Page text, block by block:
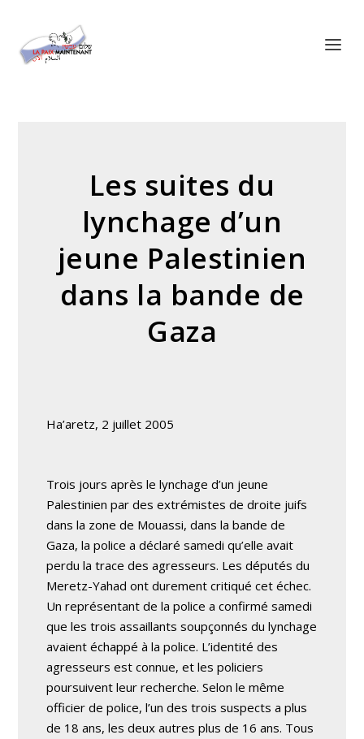
Les suites du
lynchage d’un
jeune Palestinien
dans la bande de
Gaza
Ha’aretz, 2 juillet 2005
Trois jours après le lynchage d’un jeune
Palestinien par des extrémistes de droite juifs
dans la zone de Mouassi, dans la bande de
Gaza, la police a déclaré samedi qu’elle avait
perdu la trace des agresseurs. Les députés du
Meretz-Yahad ont durement critiqué cet échec.
Un représentant de la police a confirmé samedi
que les trois assaillants soupçonnés du lynchage
avaient échappé à la police. L’identité des
agresseurs est connue, et les policiers
poursuivent leur recherche. Selon le même
officier de police, l’un des trois suspects a plus
de 18 ans, les deux autres plus de 16 ans. Tous